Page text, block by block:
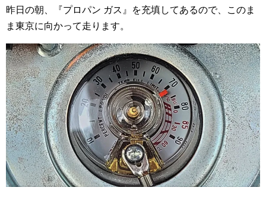
昨日の朝、『プロパン ガス』を充填してあるので、このま
ま東京に向かって走ります。